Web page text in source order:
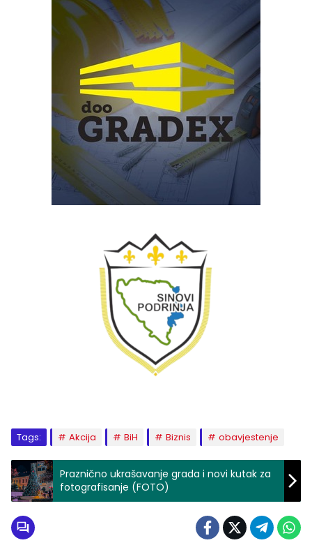
Tags: Akcija BiH Biznis obavjestenje
Praznično ukrašavanje grada i novi kutak za
fotografisanje (FOTO)